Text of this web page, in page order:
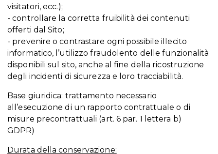
visitatori, ecc.);
- controllare la corretta fruibilità dei contenuti
offerti dal Sito;
- prevenire o contrastare ogni possibile illecito
informatico, l’utilizzo fraudolento delle funzionalità
disponibili sul sito, anche al fine della ricostruzione
degli incidenti di sicurezza e loro tracciabilità.
Base giuridica: trattamento necessario
all’esecuzione di un rapporto contrattuale o di
misure precontrattuali (art. 6 par. 1 lettera b)
GDPR)
Durata della conservazione: